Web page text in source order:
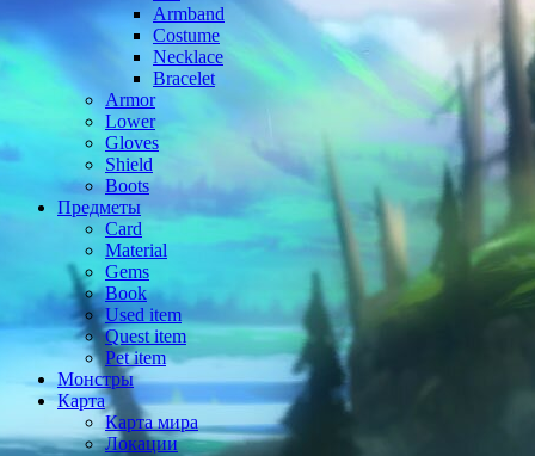
Armband
Costume
Necklace
Bracelet
Armor
Lower
Gloves
Shield
Boots
Предметы
Card
Material
Gems
Book
Used item
Quest item
Pet item
Монстры
Карта
Карта мира
Локации